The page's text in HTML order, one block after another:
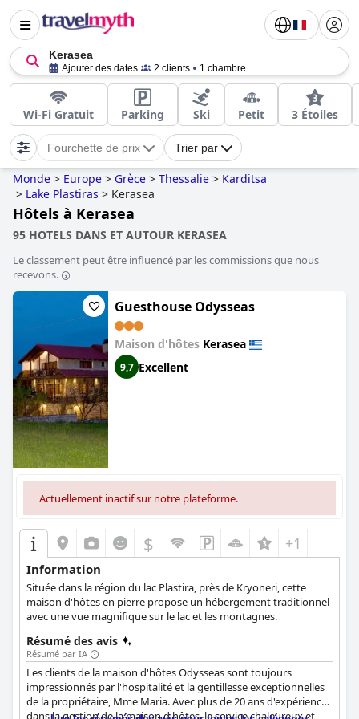
Kerasea
Ajouter des dates 2 clients 1 chambre
Wi-Fi Gratuit Parking Ski Petit 3 Étoiles
Fourchette de prix Trier par
Monde > Europe > Grèce > Thessalie > Karditsa
> Lake Plastiras > Kerasea
Hôtels à Kerasea
95 HOTELS DANS ET AUTOUR KERASEA
Le classement peut être influencé par les commissions que nous
recevons.
Guesthouse Odysseas
Maison d'hôtes Kerasea
9,7 Excellent
Actuellement inactif sur notre plateforme.
$ +1
Information
Située dans la région du lac Plastira, près de Kryoneri, cette
maison d'hôtes en pierre propose un hébergement traditionnel
avec une vue magnifique sur le lac et les montagnes.
Résumé des avis
Résumé par IA
Les clients de la maison d'hôtes Odysseas sont toujours
impressionnés par l'hospitalité et la gentillesse exceptionnelles
de la propriétaire, Mme Maria. Avec plus de 20 ans d'expérience
dans la gestion de la maison d'hôtes, le service chaleureux et